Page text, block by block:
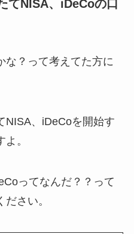
てNISA、iDeCoの口
な？って考えてた方に
NISA、iDeCoを開始す
。
ってなんだ？？って
さい。